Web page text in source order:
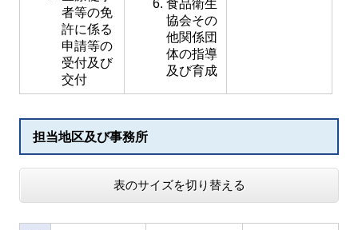
者等の免
許に係る
申請等の
受付及び
交付
食品衛生
協会その
他関係団
体の指導
及び育成
担当地区及び事務所
表のサイズを切り替える